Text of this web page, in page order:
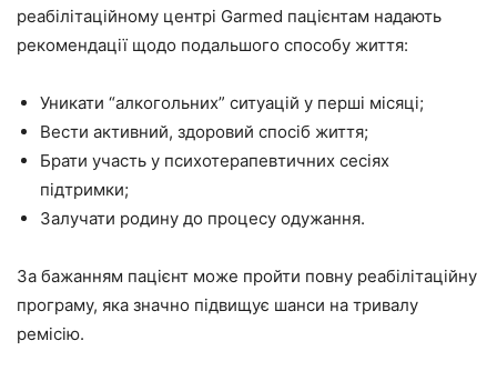
реабілітаційному центрі Garmed пацієнтам надають
рекомендації щодо подальшого способу життя:
Уникати “алкогольних” ситуацій у перші місяці;
Вести активний, здоровий спосіб життя;
Брати участь у психотерапевтичних сесіях
підтримки;
Залучати родину до процесу одужання.
За бажанням пацієнт може пройти повну реабілітаційну
програму, яка значно підвищує шанси на тривалу
ремісію.